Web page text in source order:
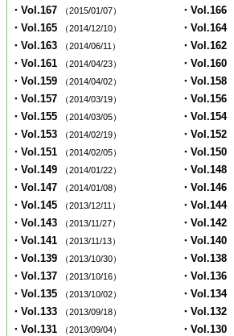
・Vol.167 （2015/01/07） ・Vol.166
・Vol.165 （2014/12/10） ・Vol.164
・Vol.163 （2014/06/11） ・Vol.162
・Vol.161 （2014/04/23） ・Vol.160
・Vol.159 （2014/04/02） ・Vol.158
・Vol.157 （2014/03/19） ・Vol.156
・Vol.155 （2014/03/05） ・Vol.154
・Vol.153 （2014/02/19） ・Vol.152
・Vol.151 （2014/02/05） ・Vol.150
・Vol.149 （2014/01/22） ・Vol.148
・Vol.147 （2014/01/08） ・Vol.146
・Vol.145 （2013/12/11） ・Vol.144
・Vol.143 （2013/11/27） ・Vol.142
・Vol.141 （2013/11/13） ・Vol.140
・Vol.139 （2013/10/30） ・Vol.138
・Vol.137 （2013/10/16） ・Vol.136
・Vol.135 （2013/10/02） ・Vol.134
・Vol.133 （2013/09/18） ・Vol.132
・Vol.131 （2013/09/04） ・Vol.130